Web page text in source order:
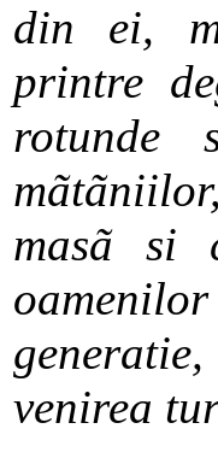
din ei,
printre
rotunde
masã si
venirea